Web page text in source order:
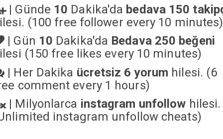
| Günde 10 Dakika'da bedava 150
(100 free follower every 10 minutes)
| Gün 10 Dakika'da Bedava 250 beğeni
(150 free likes every 10 minutes)
| Her Dakika ücretsiz 6 yorum hilesi. (6
comment every 1 hours)
| Milyonlarca instagram unfollow hilesi.
instagram unfollow cheats)